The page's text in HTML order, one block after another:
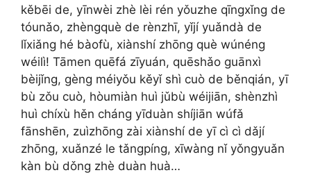
kěbēi de, yīnwèi zhè lèi rén yǒuzhe qīngxǐng de
tóunǎo, zhèngquè de rènzhī, yǐjí yuǎndà de
lǐxiǎng hé bàofù, xiànshí zhōng què wúnéng
wéilì! Tāmen quēfá zīyuán, quēshǎo guānxì
bèijǐng, gèng méiyǒu kěyǐ shì cuò de běnqián, yī
bù zǒu cuò, hòumiàn huì jǔbù wéijiān, shènzhì
huì chíxù hěn cháng yīduàn shíjiān wúfǎ
fānshēn, zuìzhōng zài xiànshí de yī cì cì dǎjí
zhōng, xuǎnzé le tǎngpíng, xīwàng nǐ yǒngyuǎn
kàn bù dǒng zhè duàn huà…